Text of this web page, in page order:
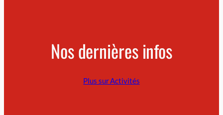
Nos dernières infos
Plus sur Activités